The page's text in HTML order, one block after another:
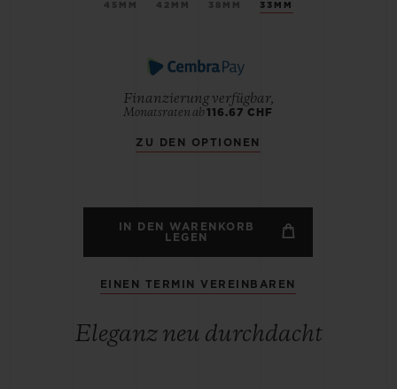
45MM 42MM 38MM 33MM
Finanzierung verfügbar,
Monatsraten ab116.67 CHF
ZU DEN OPTIONEN
IN DEN WARENKORB
LEGEN
EINEN TERMIN VEREINBAREN
Eleganz neu durchdacht